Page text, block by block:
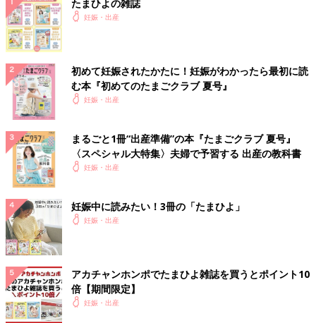
たまひよの雑誌
妊娠・出産
初めて妊娠されたかたに！妊娠がわかったら最初に読
む本『初めてのたまごクラブ 夏号』
妊娠・出産
まるごと1冊“出産準備”の本『たまごクラブ 夏号』
〈スペシャル大特集〉夫婦で予習する 出産の教科書
妊娠・出産
妊娠中に読みたい！3冊の「たまひよ」
妊娠・出産
アカチャンホンポでたまひよ雑誌を買うとポイント10
倍【期間限定】
妊娠・出産